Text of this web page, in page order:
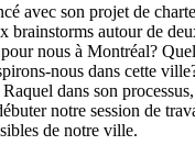
avec son projet de
brainstorms autour de
nous à Montréal?
nous dans cette
dans son
notre session de
de notre ville.